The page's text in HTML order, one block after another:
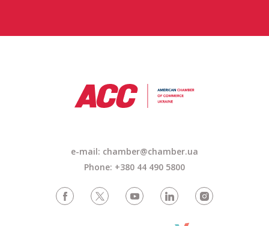
e-mail: chamber@chamber.ua
Phone: +380 44 490 5800